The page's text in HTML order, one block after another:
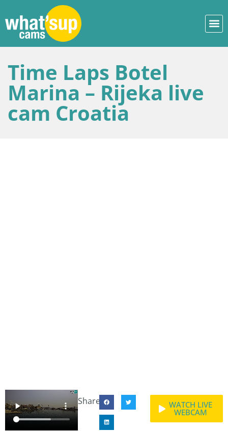
Time Laps Botel
Marina – Rijeka live
cam Croatia
Share: WATCH LIVE
WEBCAM